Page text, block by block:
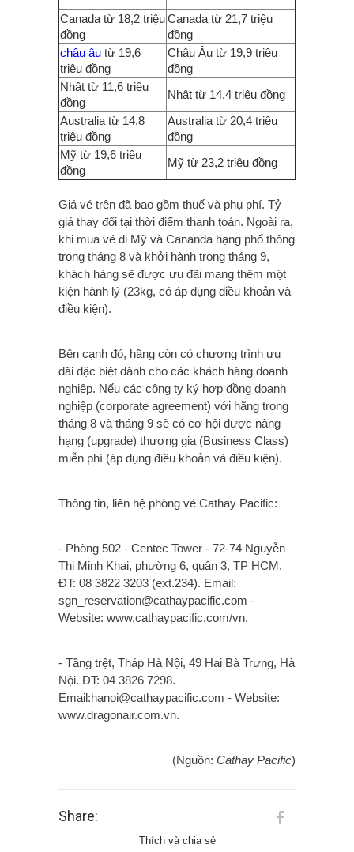
Canada từ 18,2 triệu
đồng
Canada từ 21,7 triệu
đồng
châu âu từ 19,6
triệu đồng
Châu Âu từ 19,9 triệu
đồng
Nhật từ 11,6 triệu
đồng
Nhật từ 14,4 triệu đồng
Australia từ 14,8
triệu đồng
Australia từ 20,4 triệu
đồng
Mỹ từ 19,6 triệu
đồng
Mỹ từ 23,2 triệu đồng
Giá vé trên đã bao gồm thuế và phụ phí. Tỷ
giá thay đổi tại thời điểm thanh toán. Ngoài ra,
khi mua vé đi Mỹ và Cananda hạng phổ thông
trong tháng 8 và khởi hành trong tháng 9,
khách hàng sẽ được ưu đãi mang thêm một
kiện hành lý (23kg, có áp dụng điều khoản và
điều kiện).
Bên cạnh đó, hãng còn có chương trình ưu
đãi đặc biệt dành cho các khách hàng doanh
nghiệp. Nếu các công ty ký hợp đồng doanh
nghiệp (corporate agreement) với hãng trong
tháng 8 và tháng 9 sẽ có cơ hội được nâng
hạng (upgrade) thương gia (Business Class)
miễn phí (áp dụng điều khoản và điều kiện).
Thông tin, liên hệ phòng vé Cathay Pacific:
- Phòng 502 - Centec Tower - 72-74 Nguyễn
Thị Minh Khai, phường 6, quận 3, TP HCM.
ĐT: 08 3822 3203 (ext.234). Email:
sgn_reservation@cathaypacific.com -
Website: www.cathaypacific.com/vn.
- Tầng trệt, Tháp Hà Nội, 49 Hai Bà Trưng, Hà
Nội. ĐT: 04 3826 7298.
Email:hanoi@cathaypacific.com - Website:
www.dragonair.com.vn.
(Nguồn: Cathay Pacific)
Share:
Thích và chia sẻ